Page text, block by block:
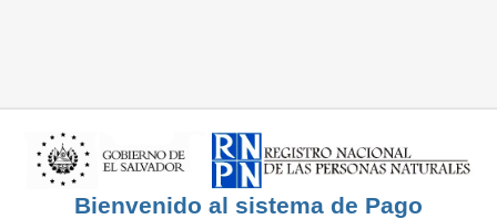
Bienvenido al sistema de Pago